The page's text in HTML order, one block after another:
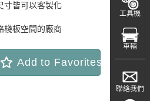
寸皆可以客製化
棧板空間的廠商
Add to Favorites
工具機
車輛
聯絡我們